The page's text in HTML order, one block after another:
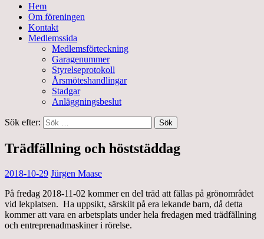
Hem
Om föreningen
Kontakt
Medlemssida
Medlemsförteckning
Garagenummer
Styrelseprotokoll
Årsmöteshandlingar
Stadgar
Anläggningsbeslut
Sök efter:
Trädfällning och höststäddag
2018-10-29 Jürgen Maase
På fredag 2018-11-02 kommer en del träd att fällas på grönområdet
vid lekplatsen. Ha uppsikt, särskilt på era lekande barn, då detta
kommer att vara en arbetsplats under hela fredagen med trädfällning
och entreprenadmaskiner i rörelse.